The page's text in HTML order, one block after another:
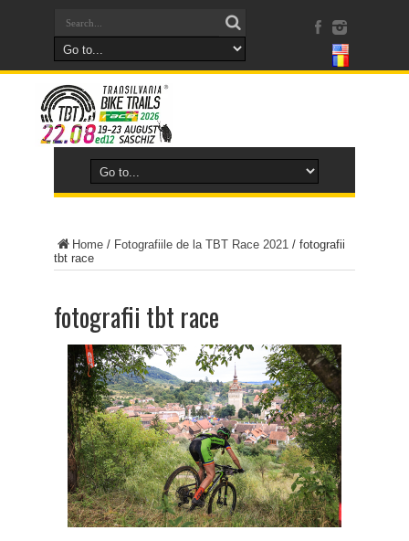
Home / Fotografiile de la TBT Race 2021 / fotografii
tbt race
fotografii tbt race